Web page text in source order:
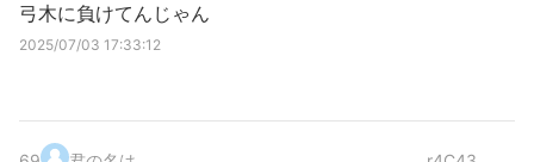
弓木に負けてんじゃん
2025/07/03 17:33:12